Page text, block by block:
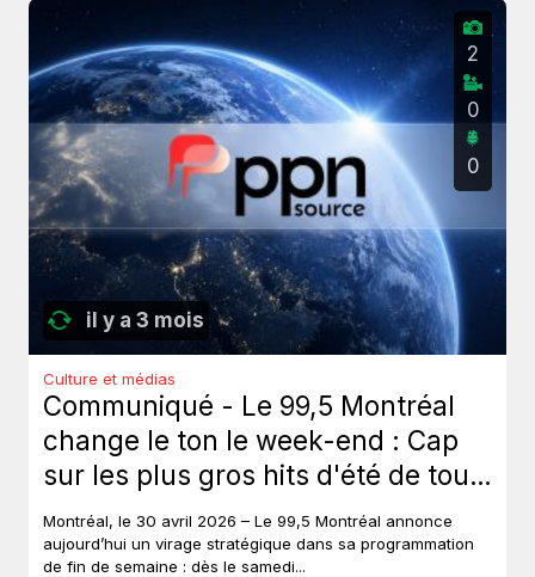
il y a 3 mois
2
0
0
Culture et médias
Communiqué - Le 99,5 Montréal
change le ton le week-end : Cap
sur les plus gros hits d'été de tous
les temps, sans toucher à ses voix
fortes en semaine.
Montréal, le 30 avril 2026 – Le 99,5 Montréal annonce
aujourd’hui un virage stratégique dans sa programmation
de fin de semaine : dès le samedi...